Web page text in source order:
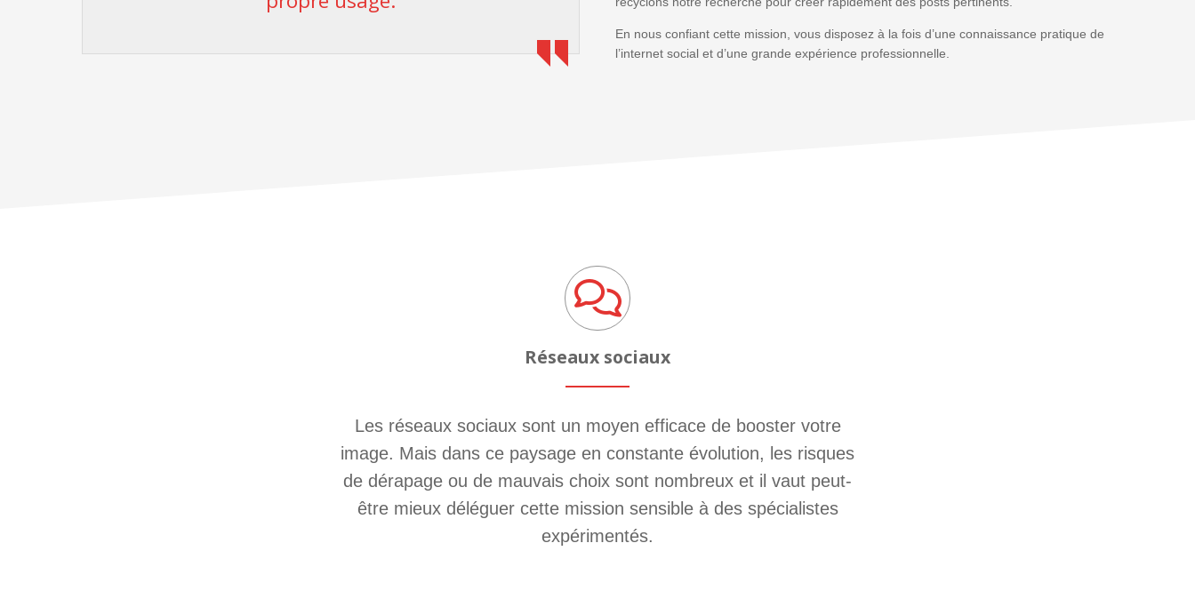
En nous confiant cette mission, vous disposez à la fois d’une connaissance pratique de
l’internet social et d’une grande expérience professionnelle.
Réseaux sociaux
Les réseaux sociaux sont un moyen efficace de booster votre
image. Mais dans ce paysage en constante évolution, les risques
de dérapage ou de mauvais choix sont nombreux et il vaut peut-
être mieux déléguer cette mission sensible à des spécialistes
expérimentés.